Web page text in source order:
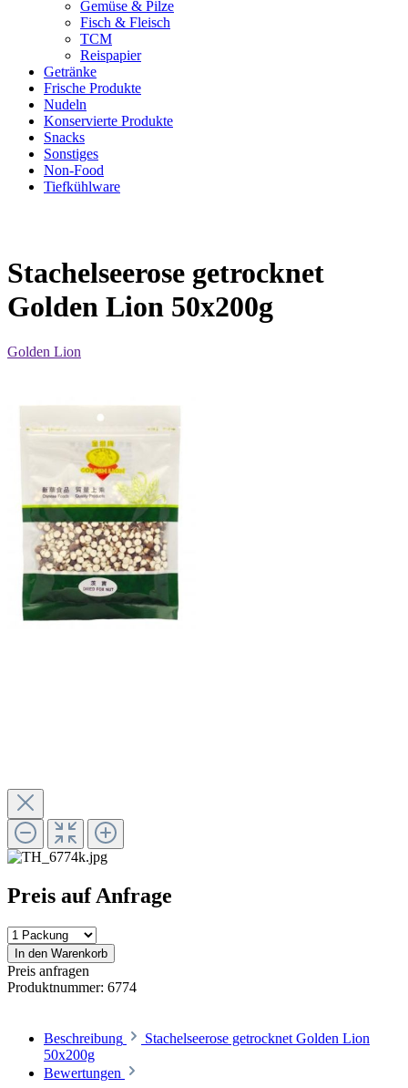
Gemüse & Pilze
Fisch & Fleisch
TCM
Reispapier
Getränke
Frische Produkte
Nudeln
Konservierte Produkte
Snacks
Sonstiges
Non-Food
Tiefkühlware
Stachelseerose getrocknet
Golden Lion 50x200g
Golden Lion
Preis auf Anfrage
In den Warenkorb
Preis anfragen
Produktnummer: 6774
Beschreibung
Stachelseerose getrocknet Golden Lion
50x200g
Bewertungen